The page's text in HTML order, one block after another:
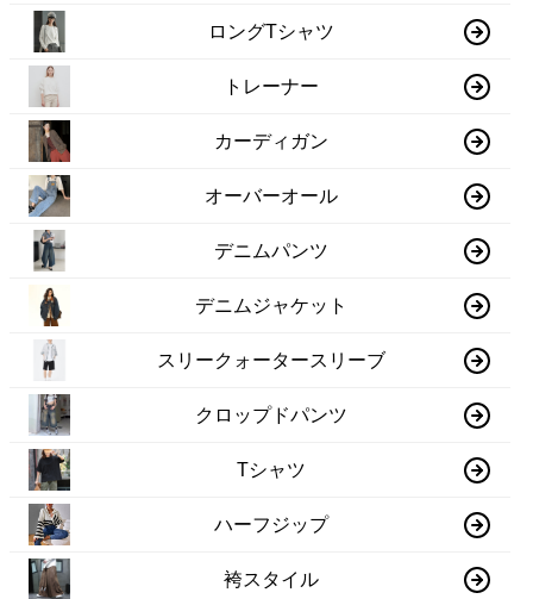
ロングTシャツ
トレーナー
カーディガン
オーバーオール
デニムパンツ
デニムジャケット
スリークォータースリーブ
クロップドパンツ
Tシャツ
ハーフジップ
袴スタイル